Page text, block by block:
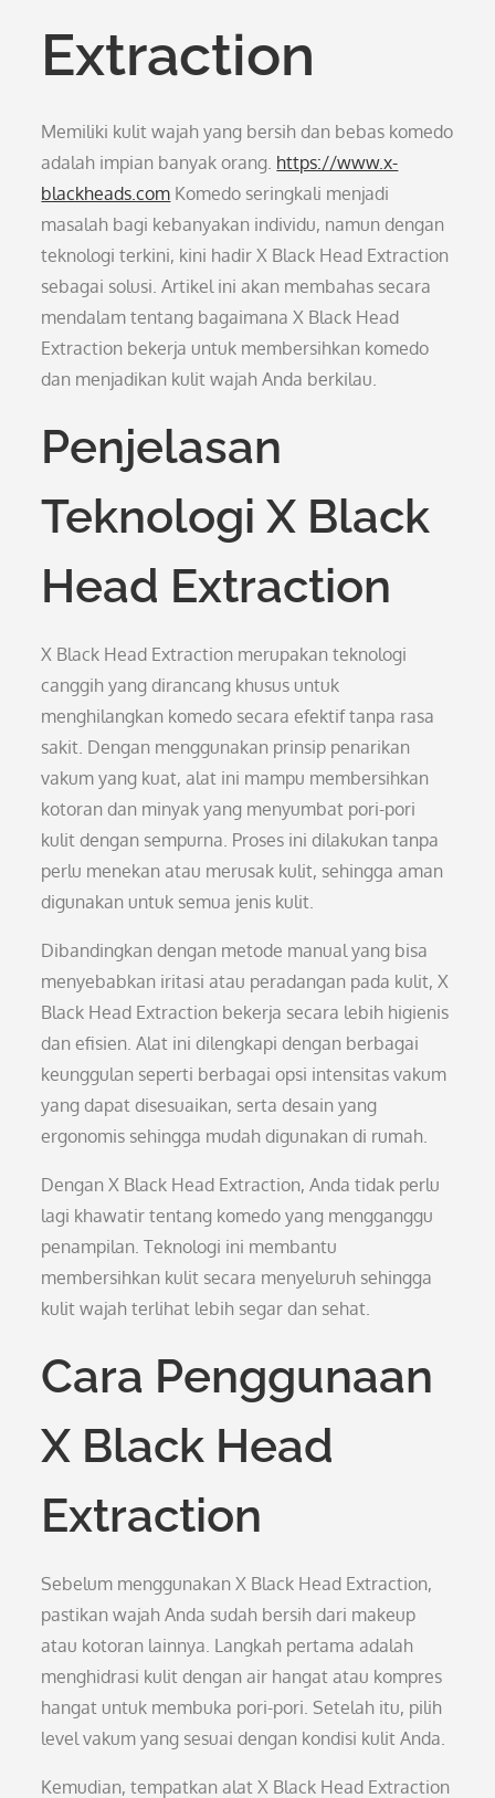
Extraction
Memiliki kulit wajah yang bersih dan bebas komedo
adalah impian banyak orang. https://www.x-
blackheads.com Komedo seringkali menjadi
masalah bagi kebanyakan individu, namun dengan
teknologi terkini, kini hadir X Black Head Extraction
sebagai solusi. Artikel ini akan membahas secara
mendalam tentang bagaimana X Black Head
Extraction bekerja untuk membersihkan komedo
dan menjadikan kulit wajah Anda berkilau.
Penjelasan
Teknologi X Black
Head Extraction
X Black Head Extraction merupakan teknologi
canggih yang dirancang khusus untuk
menghilangkan komedo secara efektif tanpa rasa
sakit. Dengan menggunakan prinsip penarikan
vakum yang kuat, alat ini mampu membersihkan
kotoran dan minyak yang menyumbat pori-pori
kulit dengan sempurna. Proses ini dilakukan tanpa
perlu menekan atau merusak kulit, sehingga aman
digunakan untuk semua jenis kulit.
Dibandingkan dengan metode manual yang bisa
menyebabkan iritasi atau peradangan pada kulit, X
Black Head Extraction bekerja secara lebih higienis
dan efisien. Alat ini dilengkapi dengan berbagai
keunggulan seperti berbagai opsi intensitas vakum
yang dapat disesuaikan, serta desain yang
ergonomis sehingga mudah digunakan di rumah.
Dengan X Black Head Extraction, Anda tidak perlu
lagi khawatir tentang komedo yang mengganggu
penampilan. Teknologi ini membantu
membersihkan kulit secara menyeluruh sehingga
kulit wajah terlihat lebih segar dan sehat.
Cara Penggunaan
X Black Head
Extraction
Sebelum menggunakan X Black Head Extraction,
pastikan wajah Anda sudah bersih dari makeup
atau kotoran lainnya. Langkah pertama adalah
menghidrasi kulit dengan air hangat atau kompres
hangat untuk membuka pori-pori. Setelah itu, pilih
level vakum yang sesuai dengan kondisi kulit Anda.
Kemudian, tempatkan alat X Black Head Extraction